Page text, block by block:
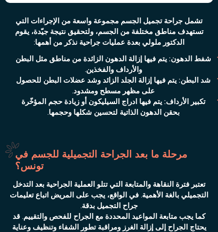
تشمل جراحة تجميل الجسم مجموعة واسعة من الإجراءات التي
تستهدف مناطق مختلفة من الجسم، ولتحقيق نتيجة جيّدة، يقوم
الدكتور ملولي بعدة عمليات جراحية نذكر من أهمها:
شفط الدهون: يتم فيها إزالة الدهون الزائدة من مناطق مثل البطن
والأرداف والفخذين.
شد البطن: يتم فيها إزالة الجلد الزائد وشد عضلات البطن للحصول
على مظهر مسطح ومشدود.
تكبير الأرداف: يتم فيها ادراج السيليكون أو زيادة حجم المؤخّرة
بحقن الدهون الذاتية لتحسين شكلها وحجمها.
مرحلة ما بعد الجراحة التجميلية للجسم في
تونس؟
تعتبر فترة النقاهة والمتابعة التي تتلو العملية الجراحية بعد التدخل
التجميلي بالغة الأهمية. في الواقع، يجب على المريض اتباع تعليمات
جراح التجميل بدقة.
كما يجب متابعة المواعيد المحددة مع الجراح للفحص والتقييم. قد
يحتاج الجراح إلى إزالة الغرز ومراقبة تطور الشفاء وتنظيف وعناية